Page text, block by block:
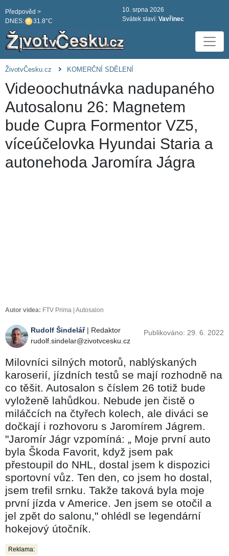
DNES: 31.8°C
Předpověd >
10. srpna 2026
Svátek slaví: Vavřinec
ŽivotvČesku.cz KOMERČNÍ SDĚLENÍ
Videoochutnávka nadupaného
Autosalonu 26: Magnetem
bude Cupra Formentor VZ5,
víceúčelovka Hyundai Staria a
autonehoda Jaromíra Jágra
Autor videa: FTV Prima | Autosalon
Rudolf Šindelář| Redaktor
rudolf.sindelar@zivotvcesku.cz
Publikováno: 29. 6. 2022
Milovníci silných motorů, nablýskaných
karoserií, jízdních testů se mají rozhodně na
co těšit. Autosalon s číslem 26 totiž bude
vyloženě lahůdkou. Nebude jen čistě o
miláčcích na čtyřech kolech, ale diváci se
dočkají i rozhovoru s Jaromírem Jágrem.
"Jaromír Jágr vzpomíná: „ Moje první auto
byla Škoda Favorit, když jsem pak
přestoupil do NHL, dostal jsem k dispozici
sportovní vůz. Ten den, co jsem ho dostal,
jsem trefil srnku. Takže taková byla moje
první jízda v Americe. Jen jsem se otočil a
jel zpět do salonu," ohlédl se legendární
hokejový útočník.
Reklama: